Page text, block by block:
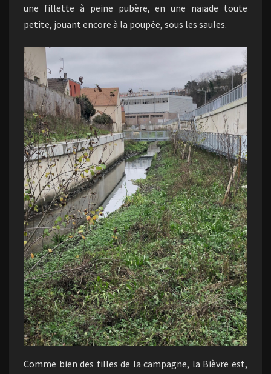
une fillette à peine pubère, en une naïade toute
petite, jouant encore à la poupée, sous les saules.
Comme bien des filles de la campagne, la Bièvre est,